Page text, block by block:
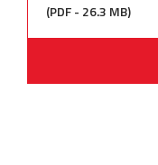
(PDF - 26.3 MB)